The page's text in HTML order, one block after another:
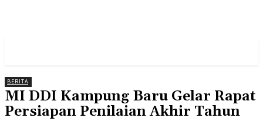
BERITA
MI DDI Kampung Baru Gelar Rapat
Persiapan Penilaian Akhir Tahun